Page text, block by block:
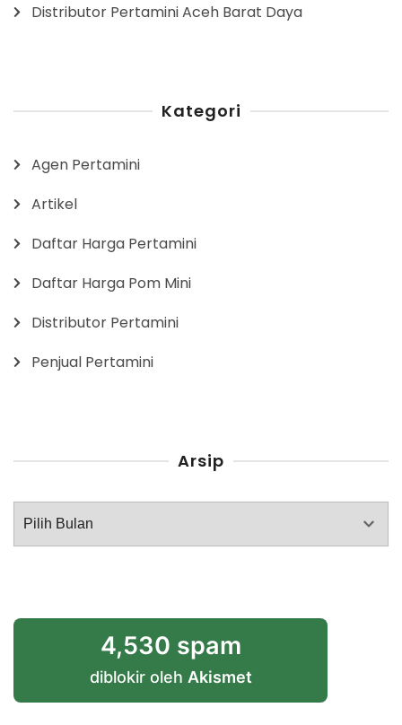
Distributor Pertamini Aceh Barat Daya
Kategori
Agen Pertamini
Artikel
Daftar Harga Pertamini
Daftar Harga Pom Mini
Distributor Pertamini
Penjual Pertamini
Arsip
Arsip
4,530 spam
diblokir oleh Akismet